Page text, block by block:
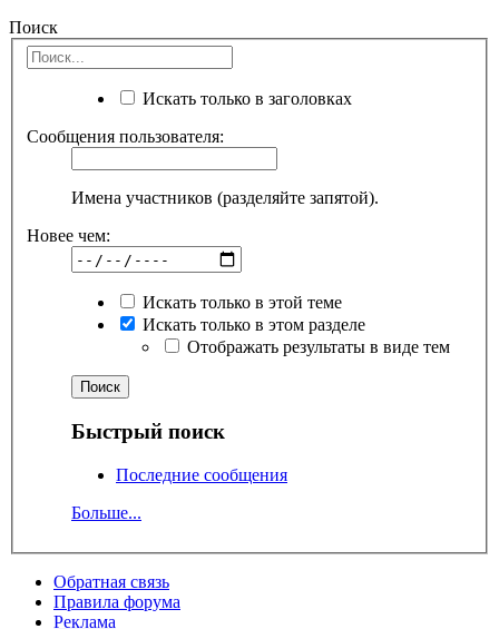
Поиск
Искать только в заголовках
Сообщения пользователя:
Имена участников (разделяйте запятой).
Новее чем:
Искать только в этой теме
Искать только в этом разделе
Отображать результаты в виде тем
Быстрый поиск
Последние сообщения
Больше...
Обратная связь
Правила форума
Реклама